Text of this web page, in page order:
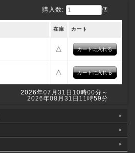
購入数: 個
在庫 カート
△
△
2026年07月31日10時00分～
2026年08月31日11時59分